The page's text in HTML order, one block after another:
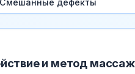
Смешанные дефекты
и метод